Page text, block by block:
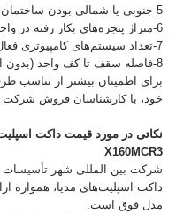
5-جنوبی یا شمالی بودن ساختمان
6-متراژ پنجره‌های بکار رفته در واحد (خصوصا پنجره‌های دوجداره)
7-تعداد سیستم‌های کامپیوتری فعال در واحد (در صورت اداری بودن واحد)
8-فاصله سقف تا کف واحد (بدون احتساب و در نظر گرفتن سقف کاذب)
برای اطمینان بیشتر از تناسب
خود، با کارشناسان فروش شرکت
X160MCR3
شرکت بین المللی شهر تأسیسات
داکت اسپلیت‌های مدیا، همواره
مدل فوق است.